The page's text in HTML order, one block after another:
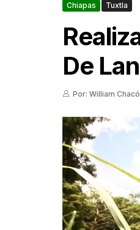
Chiapas Tuxtla
De
Por: William